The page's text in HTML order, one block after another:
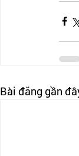
Bài đăng gần